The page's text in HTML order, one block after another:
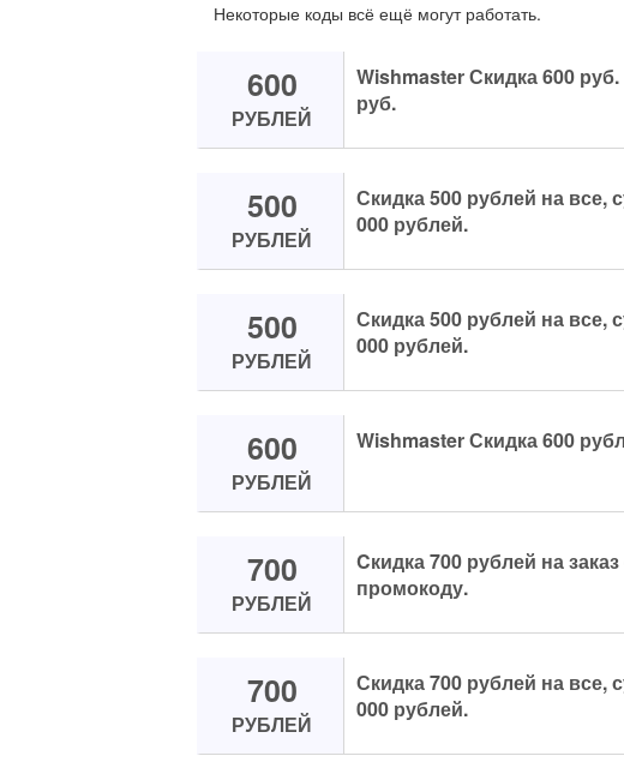
Некоторые коды всё ещё могут работать.
600
РУБЛЕЙ
Wishmaster Скидка 600
руб.
500
РУБЛЕЙ
Скидка 500 рублей на все,
000 рублей.
500
РУБЛЕЙ
Скидка 500 рублей на все,
000 рублей.
600
РУБЛЕЙ
Wishmaster Скидка 600
700
РУБЛЕЙ
Cкидка 700 рублей на
промокоду.
700
РУБЛЕЙ
Скидка 700 рублей на все,
000 рублей.